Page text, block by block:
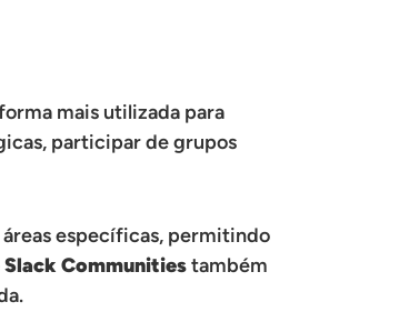
mais utilizada para
participar de grupos
específicas, permitindo
Slack Communitiestambém